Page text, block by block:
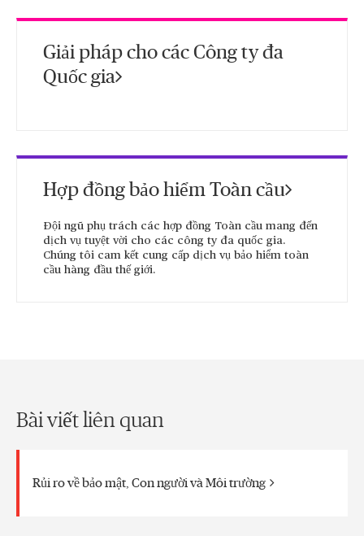
Giải pháp cho các Công ty đa
Quốc gia
Hợp đồng bảo hiểm Toàn cầu
Đội ngũ phụ trách các hợp đồng Toàn cầu mang đến
dịch vụ tuyệt vời cho các công ty đa quốc gia.
Chúng tôi cam kết cung cấp dịch vụ bảo hiểm toàn
cầu hàng đầu thế giới.
Bài viết liên quan
Rủi ro về bảo mật, Con người và Môi trường